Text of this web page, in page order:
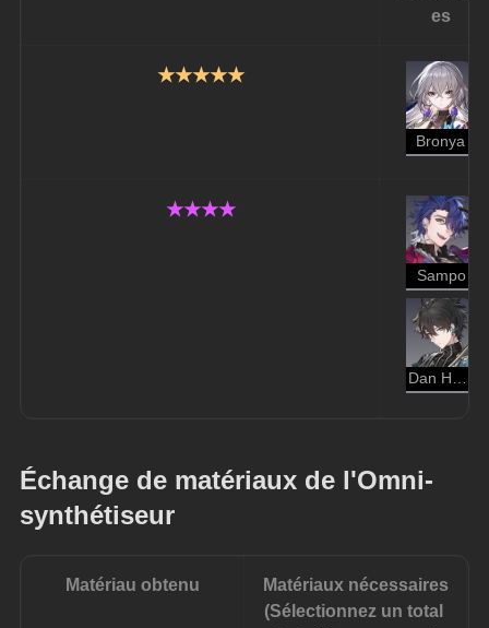
es
★★★★★
Bronya
★★★★
Sampo
Échange de matériaux de l'Omni-
synthétiseur
Matériau obtenu
Matériaux nécessaires
(Sélectionnez un total